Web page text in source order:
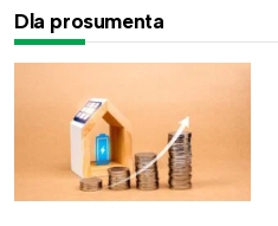
Dla prosumenta